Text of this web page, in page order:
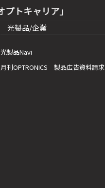
光製品/企業
光製品Navi
月刊OPTRONICS 製品広告資料請求